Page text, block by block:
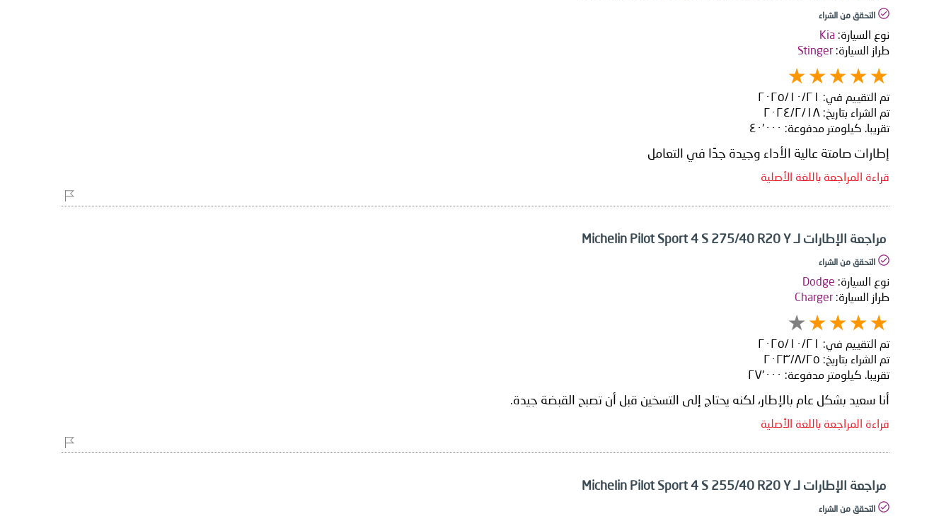
التحقق من الشراء
نوع السيارة: Kia
طراز السيارة: Stinger
تم التقييم في: ٢١‏/١٠‏/٢٠٢٥
تم الشراء بتاريخ: ١٨‏/٢‏/٢٠٢٤
تقريبا. كيلومتر مدفوعة: ٤٠٬٠٠٠
إطارات صامتة عالية الأداء وجيدة جدًا في التعامل
قراءة المراجعة باللغة الأصلية
مراجعة الإطارات لـ Michelin Pilot Sport 4 S 275/40 R20 Y
التحقق من الشراء
نوع السيارة: Dodge
طراز السيارة: Charger
تم التقييم في: ٢١‏/١٠‏/٢٠٢٥
تم الشراء بتاريخ: ٢٥‏/٨‏/٢٠٢٣
تقريبا. كيلومتر مدفوعة: ٢٧٬٠٠٠
أنا سعيد بشكل عام بالإطار، لكنه يحتاج إلى التسخين قبل أن تصبح القبضة جيدة.
قراءة المراجعة باللغة الأصلية
مراجعة الإطارات لـ Michelin Pilot Sport 4 S 255/40 R20 Y
التحقق من الشراء